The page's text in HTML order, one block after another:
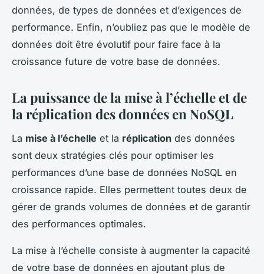
données, de types de données et d’exigences de
performance. Enfin, n’oubliez pas que le modèle de
données doit être évolutif pour faire face à la
croissance future de votre base de données.
La puissance de lamise à l’échelleet de
laréplicationdes données en NoSQL
La mise à l’échelle et la réplication des données
sont deux stratégies clés pour optimiser les
performances d’une base de données NoSQL en
croissance rapide. Elles permettent toutes deux de
gérer de grands volumes de données et de garantir
des performances optimales.
La mise à l’échelle consiste à augmenter la capacité
de votre base de données en ajoutant plus de